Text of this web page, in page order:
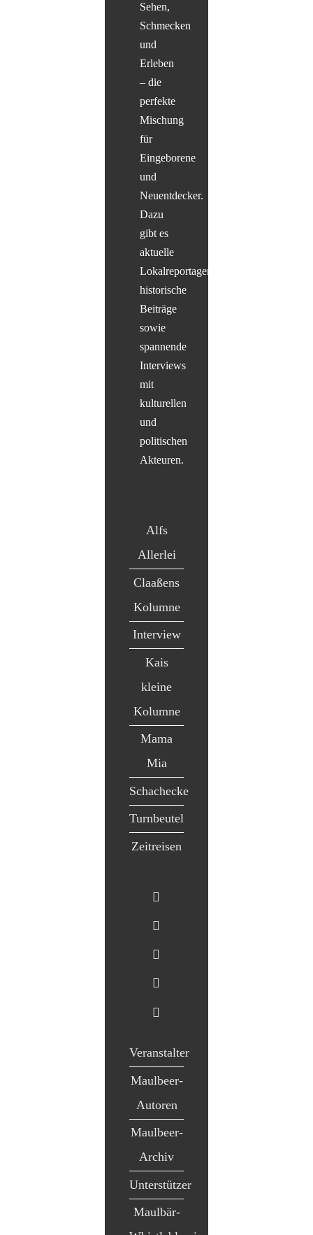
Sehen,
Schmecken
und
Erleben
– die
perfekte
Mischung
für
Eingeborene
und
Neuentdecker.
Dazu
gibt es
aktuelle
Lokalreportagen,
historische
Beiträge
sowie
spannende
Interviews
mit
kulturellen
und
politischen
Akteuren.
Alfs
Allerlei
Claaßens
Kolumne
Interview
Kais
kleine
Kolumne
Mama
Mia
Schachecke
Turnbeutel
Zeitreisen
Veranstalter
Maulbeer-
Autoren
Maulbeer-
Archiv
Unterstützer
Maulbär-